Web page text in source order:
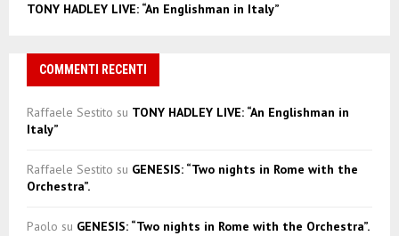
TONY HADLEY LIVE: “An Englishman in Italy”
COMMENTI RECENTI
Raffaele Sestito su TONY HADLEY LIVE: “An Englishman in
Italy”
Raffaele Sestito su GENESIS: “Two nights in Rome with the
Orchestra”.
Paolo su GENESIS: “Two nights in Rome with the Orchestra”.